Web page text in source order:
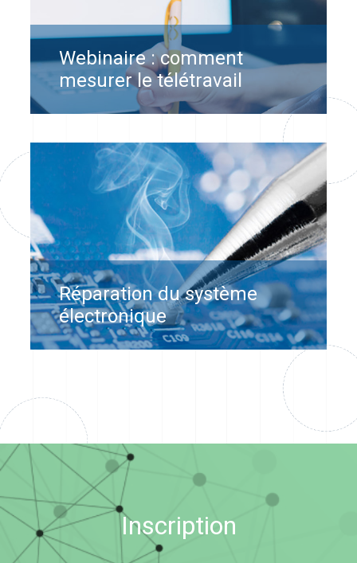
Webinaire : comment
mesurer le télétravail
Réparation du système
électronique
Inscription